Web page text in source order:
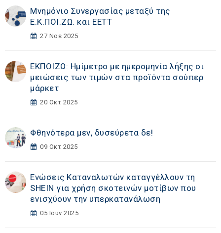
Μνημόνιο Συνεργασίας μεταξύ της
Ε.Κ.ΠΟΙ.ΖΩ. και ΕΕΤΤ
27 Νοε 2025
ΕΚΠΟΙΖΩ: Ημίμετρο με ημερομηνία λήξης οι
μειώσεις των τιμών στα προϊόντα σούπερ
μάρκετ
20 Οκτ 2025
Φθηνότερα μεν, δυσεύρετα δε!
09 Οκτ 2025
Ενώσεις Καταναλωτών καταγγέλλουν τη
SHEIN για χρήση σκοτεινών μοτίβων που
ενισχύουν την υπερκατανάλωση
05 Ιουν 2025